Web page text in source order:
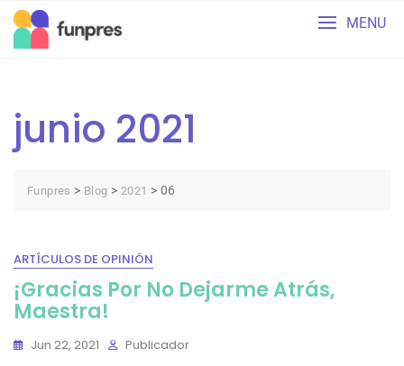
Skip
content
MENU
junio 2021
Funpres > Blog > 2021 > 06
ARTÍCULOS DE OPINIÓN
¡Gracias Por No Dejarme Atrás,
Maestra!
Jun 22, 2021 Publicador